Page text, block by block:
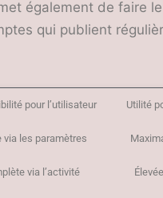
également de faire
qui publient
pour l’utilisateur Utilité
via les paramètres
via l’activité